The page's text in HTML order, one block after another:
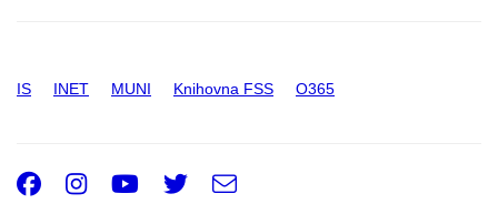
IS INET MUNI Knihovna FSS O365
Facebook
Instagram
Youtube
Twitter
e-